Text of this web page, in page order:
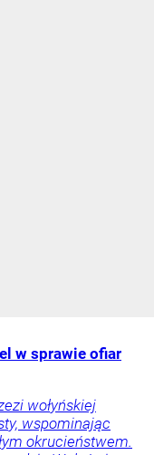
w sprawie ofiar
wołyńskiej
wspominając
okrucieństwem.